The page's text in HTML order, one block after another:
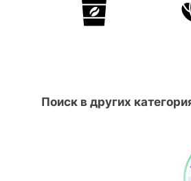
Поиск в других